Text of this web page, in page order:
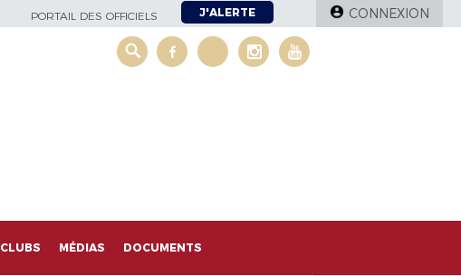
PORTAIL DES OFFICIELS J'ALERTE CONNEXION
CLUBS MÉDIAS DOCUMENTS